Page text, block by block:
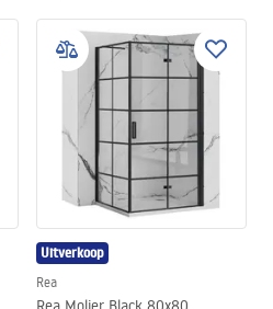
Uitverkoop
Rea